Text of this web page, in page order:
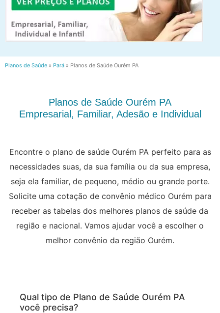
Planos de Saúde » Pará » Planos de Saúde Ourém PA
Planos de Saúde Ourém PA
Empresarial, Familiar, Adesão e Individual
Encontre o plano de saúde Ourém PA perfeito para as
necessidades suas, da sua família ou da sua empresa,
seja ela familiar, de pequeno, médio ou grande porte.
Solicite uma cotação de convênio médico Ourém para
receber as tabelas dos melhores planos de saúde da
região e nacional. Vamos ajudar você a escolher o
melhor convênio da região Ourém.
Qual tipo de Plano de Saúde Ourém PA
você precisa?